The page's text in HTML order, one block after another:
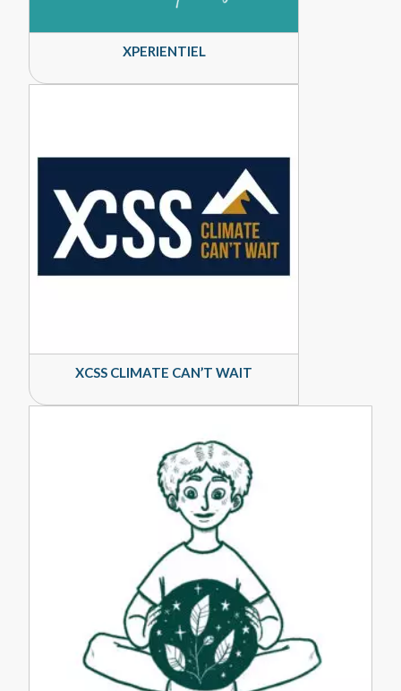
XPERIENTIEL
XCSS CLIMATE CAN’T WAIT